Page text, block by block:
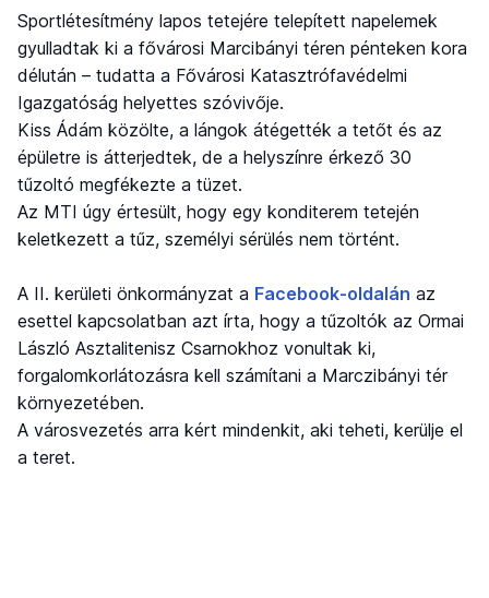
Sportlétesítmény lapos tetejére telepített napelemek
gyulladtak ki a fővárosi Marcibányi téren pénteken kora
délután – tudatta a Fővárosi Katasztrófavédelmi
Igazgatóság helyettes szóvivője.
Kiss Ádám közölte, a lángok átégették a tetőt és az
épületre is átterjedtek, de a helyszínre érkező 30
tűzoltó megfékezte a tüzet.
Az MTI úgy értesült, hogy egy konditerem tetején
keletkezett a tűz, személyi sérülés nem történt.
A II. kerületi önkormányzat a Facebook-oldalán az
esettel kapcsolatban azt írta, hogy a tűzoltók az Ormai
László Asztalitenisz Csarnokhoz vonultak ki,
forgalomkorlátozásra kell számítani a Marczibányi tér
környezetében.
A városvezetés arra kért mindenkit, aki teheti, kerülje el
a teret.